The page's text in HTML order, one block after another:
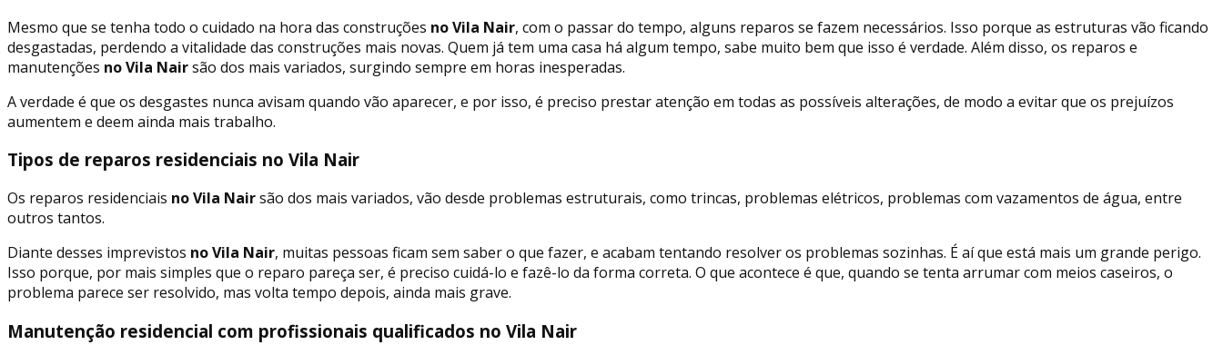
Mesmo que se tenha todo o cuidado na hora das construções no Vila Nair, com o passar do tempo, alguns reparos se fazem necessários. Isso porque as estruturas vão ficando
desgastadas, perdendo a vitalidade das construções mais novas. Quem já tem uma casa há algum tempo, sabe muito bem que isso é verdade. Além disso, os reparos e
manutenções no Vila Nairsão dos mais variados, surgindo sempre em horas inesperadas.
A verdade é que os desgastes nunca avisam quando vão aparecer, e por isso, é preciso prestar atenção em todas as possíveis alterações, de modo a evitar que os prejuízos
aumentem e deem ainda mais trabalho.
Tipos de reparos residenciais no Vila Nair
Os reparos residenciais no Vila Nairsão dos mais variados, vão desde problemas estruturais, como trincas, problemas elétricos, problemas com vazamentos de água, entre
outros tantos.
Diante desses imprevistos no Vila Nair, muitas pessoas ficam sem saber o que fazer, e acabam tentando resolver os problemas sozinhas. É aí que está mais um grande perigo.
Isso porque, por mais simples que o reparo pareça ser, é preciso cuidá-lo e fazê-lo da forma correta. O que acontece é que, quando se tenta arrumar com meios caseiros, o
problema parece ser resolvido, mas volta tempo depois, ainda mais grave.
Manutenção residencial com profissionais qualificados no Vila Nair